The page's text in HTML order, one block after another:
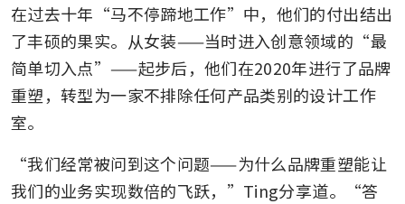
在过去十年“马不停蹄地工作”中，他们的付出结出
了丰硕的果实。从女装——当时进入创意领域的“最
简单切入点”——起步后，他们在2020年进行了品牌
重塑，转型为一家不排除任何产品类别的设计工作
室。
“我们经常被问到这个问题——为什么品牌重塑能让
我们的业务实现数倍的飞跃，”Ting分享道。“答